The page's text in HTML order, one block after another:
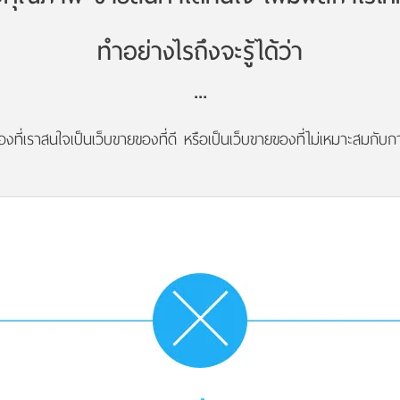
ทำอย่างไรถึงจะรู้ได้ว่า
...
งที่เราสนใจเป็นเว็บขายของที่ดี หรือเป็นเว็บขายของที่ไม่เหมาะสมกับก